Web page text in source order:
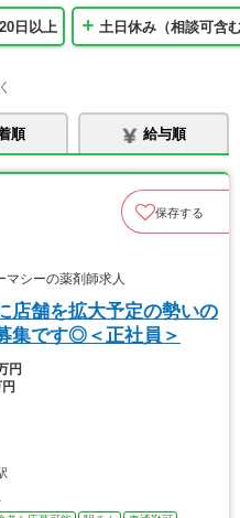
日以上 土日休み（相談可含
順 給与順
保存する
シーの薬剤師求人
店舗を拡大予定の勢いの
集です◎＜正社員＞
円